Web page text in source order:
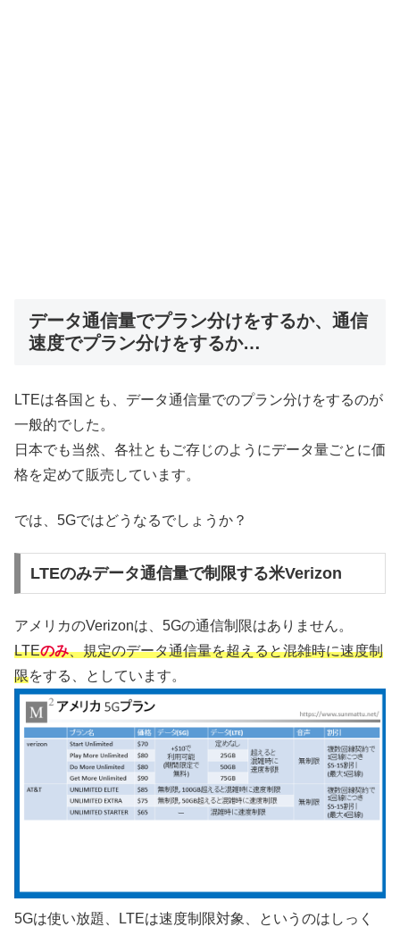
データ通信量でプラン分けをするか、通信
速度でプラン分けをするか…
LTEは各国とも、データ通信量でのプラン分けをするのが
一般的でした。
日本でも当然、各社ともご存じのようにデータ量ごとに価
格を定めて販売しています。
では、5Gではどうなるでしょうか？
LTEのみデータ通信量で制限する米Verizon
アメリカのVerizonは、5Gの通信制限はありません。
LTEのみ、規定のデータ通信量を超えると混雑時に速度制
限をする、としています。
5Gは使い放題、LTEは速度制限対象、というのはしっく